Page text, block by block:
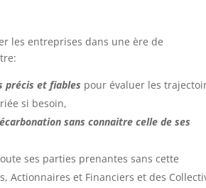
les entreprises dans une ère de
précis et fiables pour évaluer les
si besoin,
sans connaitre celle de ses
ses parties prenantes sans cette
Actionnaires et Financiers et des